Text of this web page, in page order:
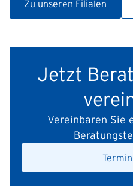
Zu unseren Filialen
Jetzt
Vereinbaren Sie